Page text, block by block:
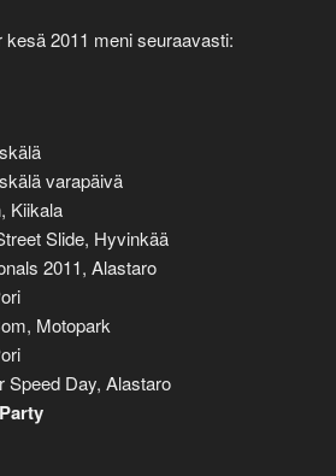
2011 meni seuraavasti:
varapäivä
Kiikala
Slide, Hyvinkää
2011, Alastaro
Motopark
Speed Day, Alastaro